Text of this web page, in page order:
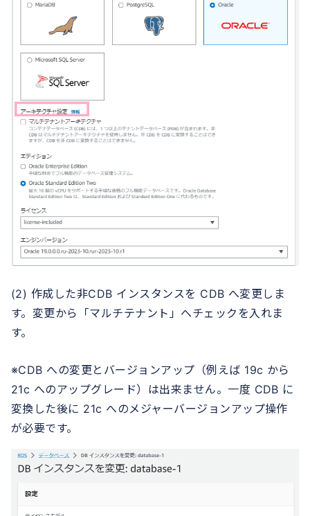
(2) 作成した非CDB インスタンスを CDB へ変更しま
す。変更から「マルチテナント」へチェックを入れま
す。
※CDB への変更とバージョンアップ（例えば 19c から
21c へのアップグレード）は出来ません。一度 CDB に
変換した後に 21c へのメジャーバージョンアップ操作
が必要です。